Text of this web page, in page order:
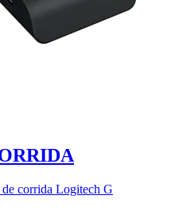
corrida Logitech G